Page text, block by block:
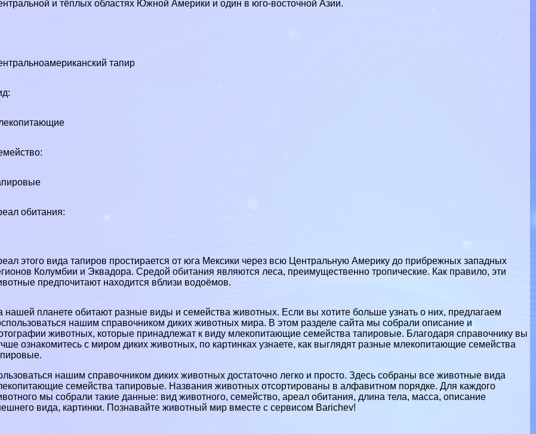
и тёплых областях Южной Америки и один в юго-восточной Азии.
тапир
обитания:
этого вида тапиров простирается от юга Мексики через всю Центральную Америку до прибрежных западных
Колумбии и Эквадора. Средой обитания являются леса, преимущественно тропические. Как правило, эти
предпочитают находится вблизи водоёмов.
нашей планете обитают разные виды и семейства животных. Если вы хотите больше узнать о них, предлагаем
нашим справочником диких животных мира. В этом разделе сайта мы собрали описание и
животных, которые принадлежат к виду млекопитающие семейства тапировые. Благодаря справочнику вы
ознакомитесь с миром диких животных, по картинках узнаете, как выглядят разные млекопитающие семейства
нашим справочником диких животных достаточно легко и просто. Здесь собраны все животные вида
семейства тапировые. Названия животных отсортированы в алфавитном порядке. Для каждого
мы собрали такие данные: вид животного, семейство, ареал обитания, длина тела, масса, описание
вида, картинки. Познавайте животный мир вместе с сервисом Barichev!